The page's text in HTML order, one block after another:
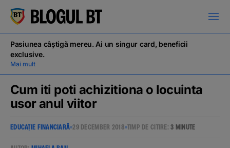
кириллица
Pasiunea câștigă mereu. Ai un singur card, beneficii
exclusive.
Mai mult
Cum iti poti achizitiona o locuinta
usor anul viitor
EDUCAȚIE FINANCIARĂ 29 DECEMBER 2018 TIMP DE CITIRE:3 MINUTE